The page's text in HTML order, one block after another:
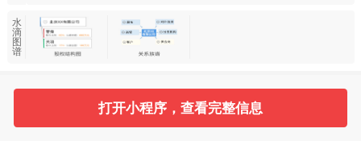
水
滴
图
谱
打开小程序，查看完整信息